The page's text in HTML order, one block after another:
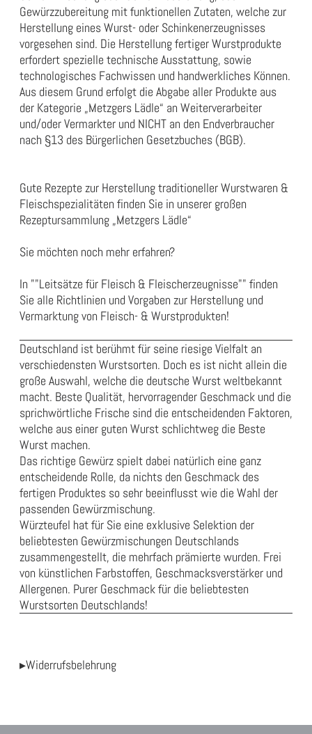
Gewürzzubereitung mit funktionellen Zutaten, welche zur
Herstellung eines Wurst- oder Schinkenerzeugnisses
vorgesehen sind. Die Herstellung fertiger Wurstprodukte
erfordert spezielle technische Ausstattung, sowie
technologisches Fachwissen und handwerkliches Können.
Aus diesem Grund erfolgt die Abgabe aller Produkte aus
der Kategorie „Metzgers Lädle“ an Weiterverarbeiter
und/oder Vermarkter und NICHT an den Endverbraucher
nach §13 des Bürgerlichen Gesetzbuches (BGB).
Gute Rezepte zur Herstellung traditioneller Wurstwaren &
Fleischspezialitäten finden Sie in unserer großen
Rezeptursammlung „Metzgers Lädle“
Sie möchten noch mehr erfahren?
In ""Leitsätze für Fleisch & Fleischerzeugnisse"" finden
Sie alle Richtlinien und Vorgaben zur Herstellung und
Vermarktung von Fleisch- & Wurstprodukten!
Deutschland ist berühmt für seine riesige Vielfalt an
verschiedensten Wurstsorten. Doch es ist nicht allein die
große Auswahl, welche die deutsche Wurst weltbekannt
macht. Beste Qualität, hervorragender Geschmack und die
sprichwörtliche Frische sind die entscheidenden Faktoren,
welche aus einer guten Wurst schlichtweg die Beste
Wurst machen.
Das richtige Gewürz spielt dabei natürlich eine ganz
entscheidende Rolle, da nichts den Geschmack des
fertigen Produktes so sehr beeinflusst wie die Wahl der
passenden Gewürzmischung.
Würzteufel hat für Sie eine exklusive Selektion der
beliebtesten Gewürzmischungen Deutschlands
zusammengestellt, die mehrfach prämierte wurden. Frei
von künstlichen Farbstoffen, Geschmacksverstärker und
Allergenen. Purer Geschmack für die beliebtesten
Wurstsorten Deutschlands!
▸Widerrufsbelehrung